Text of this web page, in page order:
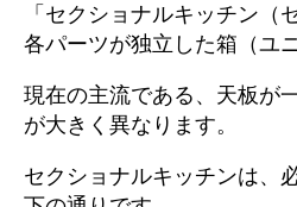
「セクショナルキッチン
各パーツが独立した箱（ユ
現在の主流である、天板が
が大きく異なります。
セクショナルキッチンは、